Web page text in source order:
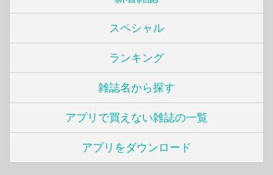
スペシャル
ランキング
雑誌名から探す
アプリで買えない雑誌の一覧
アプリをダウンロード